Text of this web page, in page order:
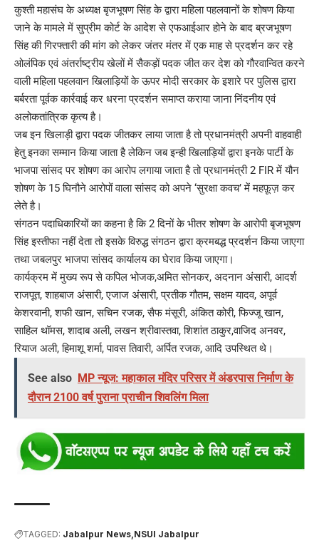
कुश्ती महासंघ के अध्यक्ष बृजभूषण सिंह के द्वारा महिला पहलवानों के शोषण किया
जाने के मामले में सुप्रीम कोर्ट के आदेश से एफआईआर होने के बाद ब्रजभूषण
सिंह की गिरफ्तारी की मांग को लेकर जंतर मंतर में एक माह से प्रदर्शन कर रहे
ओलंपिक एवं अंतर्राष्ट्रीय खेलों में सैकड़ों पदक जीत कर देश को गौरवान्वित करने
वाली महिला पहलवान खिलाड़ियों के ऊपर मोदी सरकार के इशारे पर पुलिस द्वारा
बर्बरता पूर्वक कार्रवाई कर धरना प्रदर्शन समाप्त कराया जाना निंदनीय एवं
अलोकतांत्रिक कृत्य है।
जब इन खिलाड़ी द्वारा पदक जीतकर लाया जाता है तो प्रधानमंत्री अपनी वाहवाही
हेतु इनका सम्मान किया जाता है लेकिन जब इन्ही खिलाड़ियों द्वारा इनके पार्टी के
भाजपा सांसद पर शोषण का आरोप लगाया जाता है तो प्रधानमंत्री 2 FIR में यौन
शोषण के 15 घिनौने आरोपों वाला सांसद को अपने ‘सुरक्षा कवच’ में महफ़ूज़ कर
लेते है।
संगठन पदाधिकारियों का कहना है कि 2 दिनों के भीतर शोषण के आरोपी बृजभूषण
सिंह इस्तीफा नहीं देता तो इसके विरुद्ध संगठन द्वारा क्रमबद्ध प्रदर्शन किया जाएगा
तथा जबलपुर भाजपा सांसद कार्यालय का घेराव किया जाएगा।
कार्यक्रम में मुख्य रूप से कपिल भोजक,अमित सोनकर, अदनान अंसारी, आदर्श
राजपूत, शाहबाज अंसारी, एजाज अंसारी, प्रतीक गौतम, सक्षम यादव, अपूर्व
केशरवानी, शफी खान, सचिन रजक, सैफ मंसूरी, अंकित कोरी, फिज्जू खान,
साहिल थॉमस, शादाब अली, लखन श्रीवास्तवा, शिशांत ठाकुर,वाजिद अनवर,
रियाज अली, हिमाशू शर्मा, पावस तिवारी, अर्पित रजक, आदि उपस्थित थे।
See also MP न्यूज: महाकाल मंदिर परिसर में अंडरपास निर्माण के
दौरान 2100 वर्ष पुराना प्राचीन शिवलिंग मिला
TAGGED: Jabalpur News NSUI Jabalpur